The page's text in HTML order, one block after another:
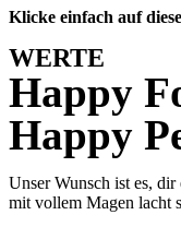
Klicke einfach auf
WERTE
Happy
Happy
Unser Wunsch ist es, dir
mit vollem Magen lacht